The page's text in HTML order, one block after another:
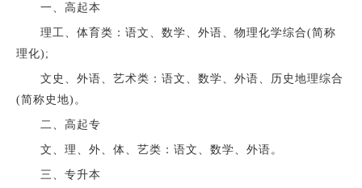
一、高起本
理工、体育类：语文、数学、外语、物理化学综合(简称
理化);
文史、外语、艺术类：语文、数学、外语、历史地理综合
(简称史地)。
二、高起专
文、理、外、体、艺类：语文、数学、外语。
三、专升本